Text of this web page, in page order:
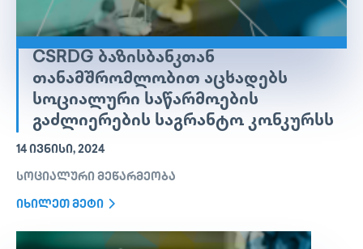
CSRDG ᲑᲐᲖᲘᲡᲑᲐᲜᲙᲗᲐᲜ
ᲗᲐᲜᲐᲛᲨᲠᲝᲛᲚᲝᲑᲘᲗ ᲐᲪᲮᲐᲓᲔᲑᲡ
ᲡᲝᲪᲘᲐᲚᲣᲠᲘ ᲡᲐᲬᲐᲠᲛᲝᲔᲑᲘᲡ
ᲒᲐᲫᲚᲘᲔᲠᲔᲑᲘᲡ ᲡᲐᲒᲠᲐᲜᲢᲝ ᲙᲝᲜᲙᲣᲠᲡᲡ
14 ᲘᲕᲜᲘᲡᲘ, 2024
სოციალური მეწარმეობა
იხილეთ მეტი